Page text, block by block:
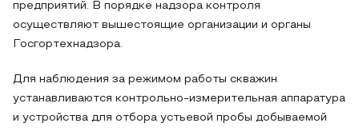
предприятий. В порядке надзора контроля
осуществляют вышестоящие организации и органы
Госгортехнадзора.
Для наблюдения за режимом работы скважин
устанавливаются контрольно-измерительная аппаратура
и устройства для отбора устьевой пробы добываемой